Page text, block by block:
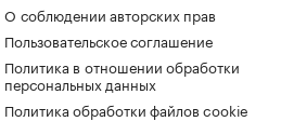
О соблюдении авторских прав
Пользовательское соглашение
Политика в отношении обработки
персональных данных
Политика обработки файлов cookie